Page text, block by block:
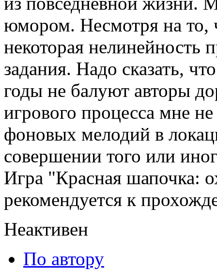
юмором. Несмотря на то,
некоторая нелинейность
задания. Надо сказать,
годы не балуют авторы
игрового процесса мне
фоновых мелодий в
совершении того или
Игра "Красная шапочка:
рекомендуется к
Неактивен
По автору